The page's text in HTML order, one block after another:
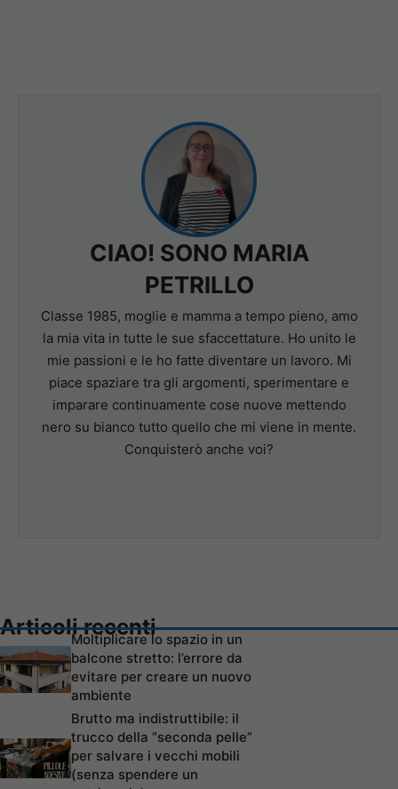
CIAO! SONO MARIA
PETRILLO
Classe 1985, moglie e mamma a tempo pieno, amo
la mia vita in tutte le sue sfaccettature. Ho unito le
mie passioni e le ho fatte diventare un lavoro. Mi
piace spaziare tra gli argomenti, sperimentare e
imparare continuamente cose nuove mettendo
nero su bianco tutto quello che mi viene in mente.
Conquisterò anche voi?
Articoli recenti
Moltiplicare lo spazio in un
balcone stretto: l’errore da
evitare per creare un nuovo
ambiente
Brutto ma indistruttibile: il
trucco della “seconda pelle”
per salvare i vecchi mobili
(senza spendere un